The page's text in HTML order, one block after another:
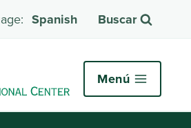
Spanish Buscar
Menú